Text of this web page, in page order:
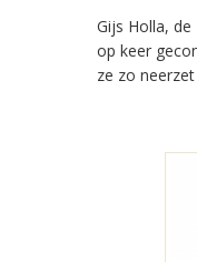
Gijs Holla,
op keer
ze zo